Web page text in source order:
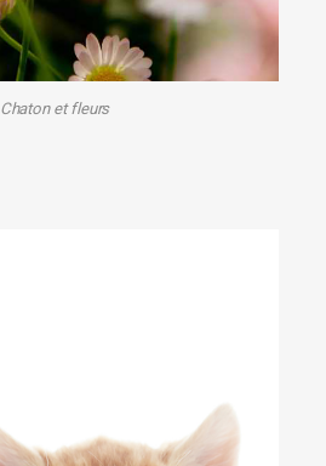
Chaton et fleurs